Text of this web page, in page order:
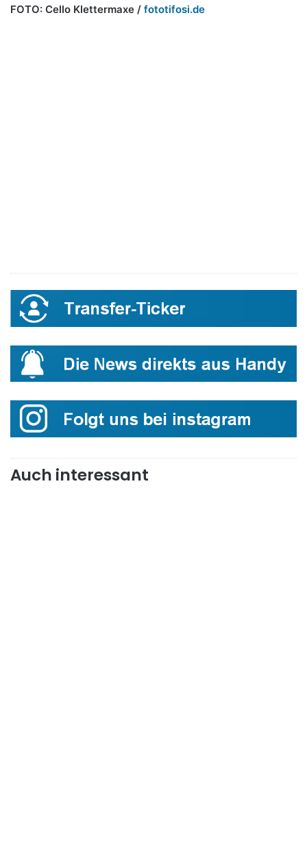
FOTO: Cello Klettermaxe / fototifosi.de
Auch interessant